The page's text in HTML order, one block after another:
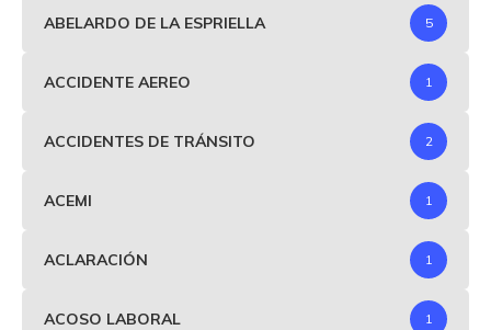
ABELARDO DE LA ESPRIELLA 5
ACCIDENTE AEREO 1
ACCIDENTES DE TRÁNSITO 2
ACEMI 1
ACLARACIÓN 1
ACOSO LABORAL 1